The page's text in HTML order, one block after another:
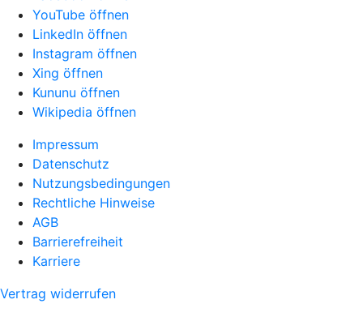
YouTube öffnen
LinkedIn öffnen
Instagram öffnen
Xing öffnen
Kununu öffnen
Wikipedia öffnen
Impressum
Datenschutz
Nutzungsbedingungen
Rechtliche Hinweise
AGB
Barrierefreiheit
Karriere
Vertrag widerrufen